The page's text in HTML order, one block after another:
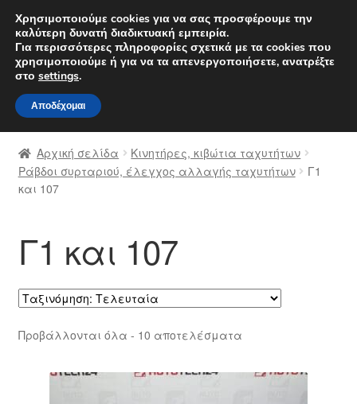
ΑΠΟΣΤΟΛΗ από 7 EUR
Δευτέρα-Παρ. 9 π.μ. - 4 μ.μ.
Απευθείας
μετάβαση
στην
πλοήγηση
Μετάβαση
σε
περιεχόμενο
Αρχική
Διαδικασία Παραπόνων
Καροτσάκι
Μεταφορά
Ο λογαριασμός μου
Ολοκλήρωση αγοράς
Αρχική σελίδα
Κινητήρες, κιβώτια ταχυτήτων
Ράβδοι συρταριού, έλεγχος αλλαγής ταχυτήτων
Γ1
και 107
Γ1 και 107
Προβάλλονται όλα - 10 αποτελέσματαSorted
latest
Χρησιμοποιούμε cookies για να σας προσφέρουμε την
καλύτερη δυνατή διαδικτυακή εμπειρία.
Για περισσότερες πληροφορίες σχετικά με τα cookies που
χρησιμοποιούμε ή για να τα απενεργοποιήσετε, ανατρέξτε
στο settings.
Αποδέχομαι